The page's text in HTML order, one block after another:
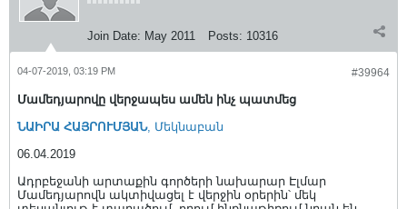
Join Date: May 2011 Posts: 10316
#39964
04-07-2019, 03:19 PM
Մամեդյարովը վերջապես ամեն ինչ պատմեց
ՆԱԻՐԱ ՀԱՅՐՈՒՄՅԱՆ, Մեկնաբան
06.04.2019
Ադրբեջանի արտաքին գործերի նախարար Էլմար
Մամեդյարովն ակտիվացել է վերջին օրերին՝ մեկ